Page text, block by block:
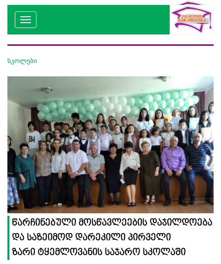
სკოლები
წარჩინებული მოსწავლეების დაჯილდოება
და საზეიმოდ დარეკილი პირველი
ზარი ტყემლოვანის საჯარო სკოლაში